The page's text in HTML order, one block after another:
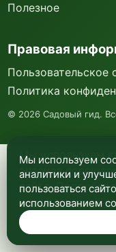
Мы используем
анализа
сайта.
Полезное
Правовая
Пользовательское
Политика
© 2026 Садовый гид.
Мы используем
аналитики и
пользоваться
использованием